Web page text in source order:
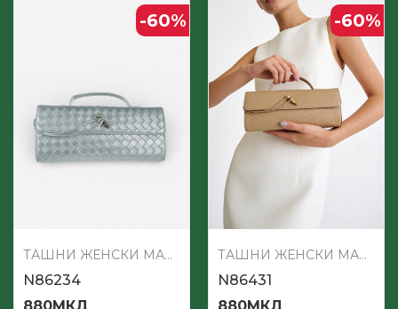
-60%
ТАШНИ ЖЕНСКИ МАЛИ
N86234
-60%
ТАШНИ ЖЕНСКИ МАЛИ
N86431